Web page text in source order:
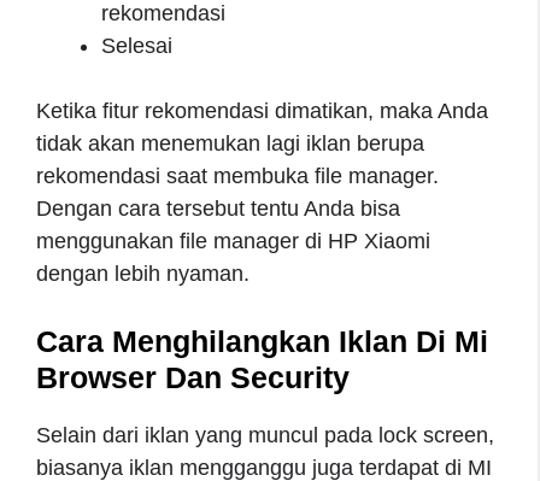
rekomendasi
Selesai
Ketika fitur rekomendasi dimatikan, maka Anda
tidak akan menemukan lagi iklan berupa
rekomendasi saat membuka file manager.
Dengan cara tersebut tentu Anda bisa
menggunakan file manager di HP Xiaomi
dengan lebih nyaman.
Cara Menghilangkan Iklan Di Mi
Browser Dan Security
Selain dari iklan yang muncul pada lock screen,
biasanya iklan mengganggu juga terdapat di MI